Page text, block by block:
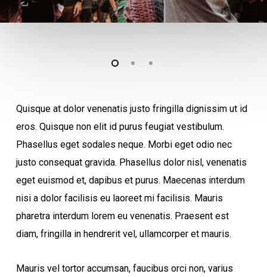
Quisque at dolor venenatis justo fringilla dignissim ut id
eros. Quisque non elit id purus feugiat vestibulum.
Phasellus eget sodales neque. Morbi eget odio nec
justo consequat gravida. Phasellus dolor nisl, venenatis
eget euismod et, dapibus et purus. Maecenas interdum
nisi a dolor facilisis eu laoreet mi facilisis. Mauris
pharetra interdum lorem eu venenatis. Praesent est
diam, fringilla in hendrerit vel, ullamcorper et mauris.
Mauris vel tortor accumsan, faucibus orci non, varius